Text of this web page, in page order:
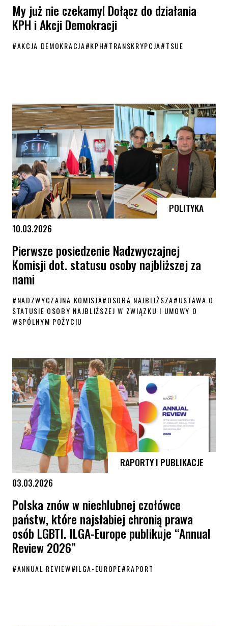
My już nie czekamy! Dołącz do działania
KPH i Akcji Demokracji
#AKCJA DEMOKRACJA#KPH#TRANSKRYPCJA#TSUE
POLITYKA
10.03.2026
Pierwsze posiedzenie Nadzwyczajnej
Komisji dot. statusu osoby najbliższej za
nami
#NADZWYCZAJNA KOMISJA#OSOBA NAJBLIŻSZA#USTAWA O
STATUSIE OSOBY NAJBLIŻSZEJ W ZWIĄZKU I UMOWY O
WSPÓLNYM POŻYCIU
RAPORTY I PUBLIKACJE
03.03.2026
Polska znów w niechlubnej czołówce
państw, które najsłabiej chronią prawa
osób LGBTI. ILGA-Europe publikuje “Annual
Review 2026”
#ANNUAL REVIEW#ILGA-EUROPE#RAPORT